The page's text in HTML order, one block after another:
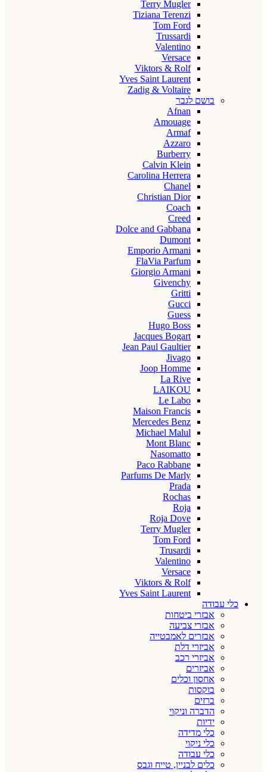
Terry Mugler
Tiziana Terenzi
Tom Ford
Trussardi
Valentino
Versace
Viktors & Rolf
Yves Saint Laurent
Zadig & Voltaire
בושם לגבר
Afnan
Amouage
Armaf
Azzaro
Burberry
Calvin Klein
Carolina Herrera
Chanel
Christian Dior
Coach
Creed
Dolce and Gabbana
Dumont
Emporio Armani
FlaVia Parfum
Giorgio Armani
Givenchy
Gritti
Gucci
Guess
Hugo Boss
Jacques Bogart
Jean Paul Gaultier
Jivago
Joop Homme
La Rive
LAIKOU
Le Labo
Maison Francis
Mercedes Benz
Michael Malul
Mont Blanc
Nasomatto
Paco Rabbane
Parfums De Marly
Prada
Rochas
Roja
Roja Dove
Terry Mugler
Tom Ford
Trusardi
Valentino
Versace
Viktors & Rolf
Yves Saint Laurent
כלי עבודה
אבזרי ביטחות
אבזרי צביעה
אבזרים לאמבטייה
אביזרי דלת
אביזרי רכב
אביזרים
אחסון וכלים
בוקסות
ברזים
הדברה וניקוי
ידיות
כלי מדידה
כלי ניקוי
כלי עבודה
כלים לבניין, טייח וגבס